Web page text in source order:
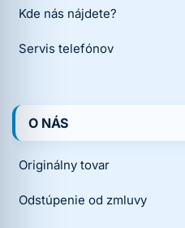
Kde nás nájdete?
Servis telefónov
O NÁS
Originálny tovar
Odstúpenie od zmluvy